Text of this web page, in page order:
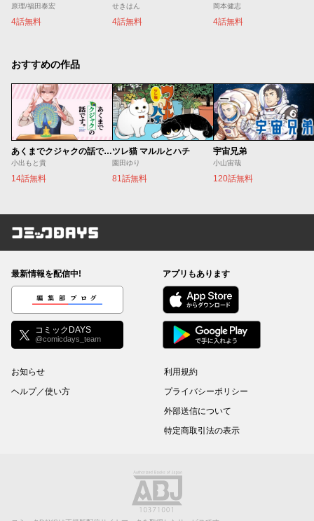
原理/福田泰宏
4話無料
せきはん
4話無料
岡本健志
4話無料
おすすめの作品
あくまでクジャクの話です。
小出もと貴
14話無料
ツレ猫 マルルとハチ
園田ゆり
81話無料
宇宙兄弟
小山宙哉
120話無料
コミックDAYS
最新情報を配信中!
編集部ブログ
コミックDAYS
@comicdays_team
アプリもあります
お知らせ
ヘルプ／使い方
利用規約
プライバシーポリシー
外部送信について
特定商取引法の表示